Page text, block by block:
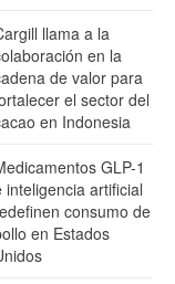
llama a la
en la
de valor para
el sector del
en Indonesia
GLP-1
inteligencia artificial
consumo de
en Estados